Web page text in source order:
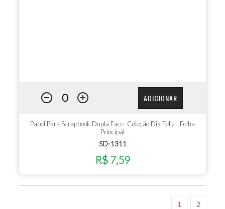
ADICIONAR
Papel Para Scrapbook Dupla Face -Coleção Dia Feliz - Folha
Principal
SD-1311
R$ 7,59
1 2